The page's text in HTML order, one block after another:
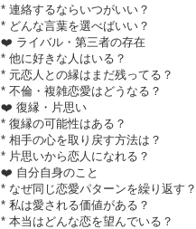
* 連絡するならいつがいい？
* どんな言葉を選べばいい？
❤️ ライバル・第三者の存在
* 他に好きな人はいる？
* 元恋人との縁はまだ残ってる？
* 不倫・複雑恋愛はどうなる？
❤️ 復縁・片思い
* 復縁の可能性はある？
* 相手の心を取り戻す方法は？
* 片思いから恋人になれる？
❤️ 自分自身のこと
* なぜ同じ恋愛パターンを繰り返す？
* 私は愛される価値がある？
* 本当はどんな恋を望んでいる？